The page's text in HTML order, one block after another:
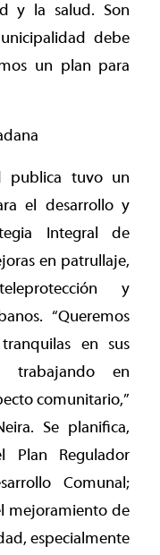
y la salud. Son
debe
un plan para
publica tuvo un
el desarrollo y
Integral de
en patrullaje,
y
“Queremos
en sus
trabajando en
comunitario,”
Se planifica,
Plan Regulador
Comunal;
mejoramiento de
especialmente